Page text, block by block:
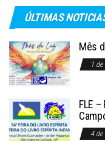
ÚLTIMAS
Mês
1
FLE
4